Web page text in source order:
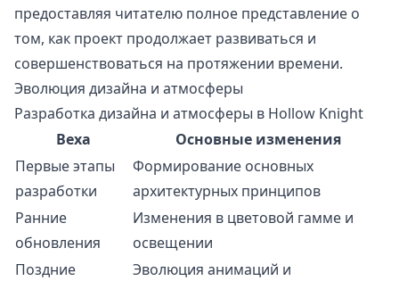
предоставляя читателю полное представление о
том, как проект продолжает развиваться и
совершенствоваться на протяжении времени.
Эволюция дизайна и атмосферы
Разработка дизайна и атмосферы в Hollow Knight
Веха
Основные изменения
Первые этапы
разработки
Формирование основных
архитектурных принципов
Ранние
обновления
Изменения в цветовой гамме и
освещении
Поздние
Эволюция анимаций и